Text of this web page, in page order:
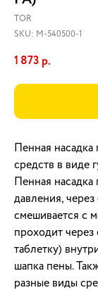
TOR
SKU: М-540500-1
1 873 р.
Пенная
средств в виде
Пенная
давления,
смешивается с
проходит
таблетку)
шапка пены.
разные виды